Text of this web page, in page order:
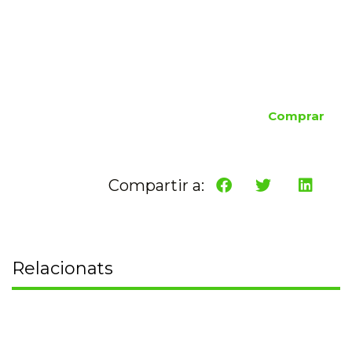
Comprar
Compartir a:
Relacionats